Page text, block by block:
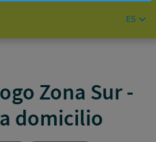
ES
Zona Sur -
domicilio